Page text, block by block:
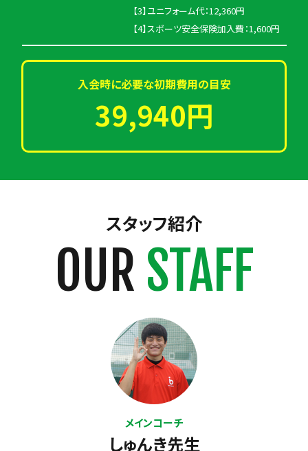
【3】ユニフォーム代：12,360円
【4】スポーツ安全保険加入費：1,600円
入会時に必要な初期費用の目安
39,940円
スタッフ紹介
OUR STAFF
メインコーチ
しゅんき先生